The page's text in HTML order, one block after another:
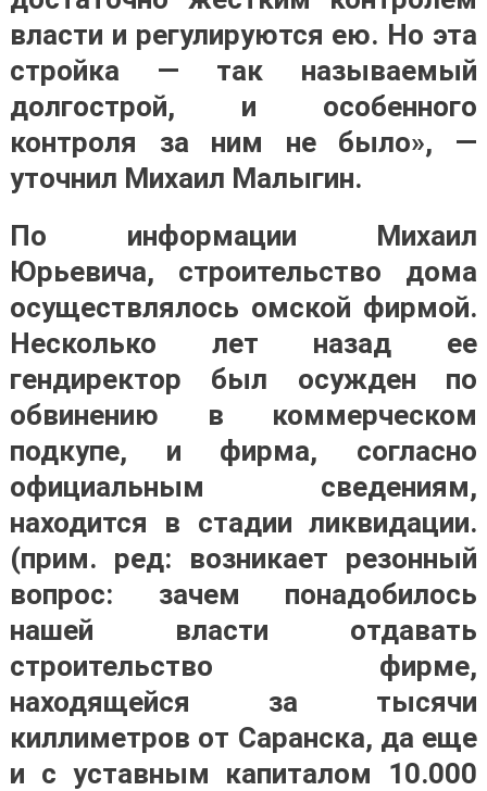
власти и регулируются ею. Но эта
стройка — так называемый
долгострой, и особенного
контроля за ним не было», —
уточнил Михаил Малыгин.
По информации Михаил
Юрьевича, строительство дома
осуществлялось омской фирмой.
Несколько лет назад ее
гендиректор был осужден по
обвинению в коммерческом
подкупе, и фирма, согласно
официальным сведениям,
находится в стадии ликвидации.
(прим. ред: возникает резонный
вопрос: зачем понадобилось
нашей власти отдавать
строительство фирме,
находящейся за тысячи
киллиметров от Саранска, да еще
и с уставным капиталом 10.000